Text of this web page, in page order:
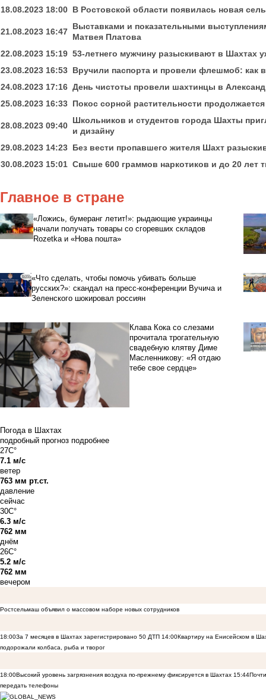
18.08.2023 18:00 В Ростовской области появилась новая
21.08.2023 16:47
Выставками и показательными
Матвея Платова
22.08.2023 15:19 53-летнего мужчину разыскивают в Шахтах
23.08.2023 16:53 Вручили паспорта и провели флешмоб: как
24.08.2023 17:16 День чистоты провели шахтинцы в
25.08.2023 16:33 Покос сорной растительности
28.08.2023 09:40
Школьников и студентов города Шахты
и дизайну
29.08.2023 14:23 Без вести пропавшего жителя Шахт
30.08.2023 15:01 Свыше 600 граммов наркотиков и до 20 лет
Главное в стране
«Ложись, бумеранг летит!»: рыдающие украинцы
начали получать товары со сгоревших складов
Rozetka и «Нова пошта»
«Что сделать, чтобы помочь убивать больше
русских?»: скандал на пресс-конференции Вучича и
Зеленского шокировал россиян
Клава Кока со слезами
прочитала трогательную
свадебную клятву Диме
Масленникову: «Я отдаю
тебе свое сердце»
Погода в Шахтах
подробный прогноз подробнее
27C°
7.1 м/с
ветер
763 мм рт.ст.
давление
сейчас
30C°
6.3 м/с
762 мм
днём
26C°
5.2 м/с
762 мм
вечером
Ростсельмаш объявил о массовом наборе новых сотрудников
18:00За 7 месяцев в Шахтах зарегистрировано 50 ДТП 14:00Квартиру на Енисейском в
подорожали колбаса, рыба и творог
18:00Высокий уровень загрязнения воздуха по-прежнему фиксируется в Шахтах 15:44
передать телефоны